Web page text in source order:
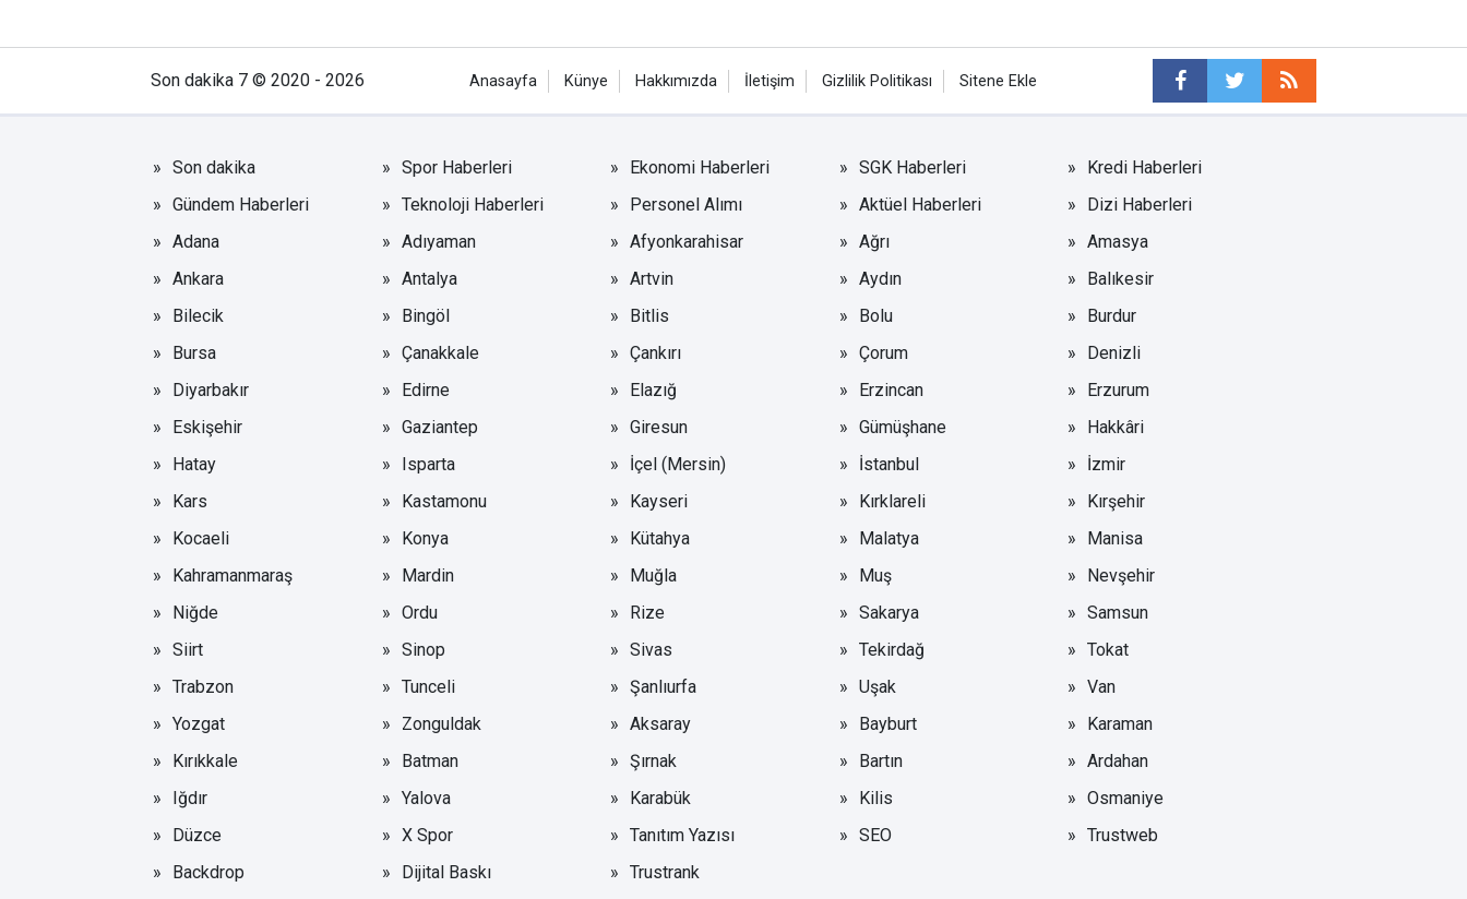
Son dakika 7 © 2020 - 2026 Anasayfa Künye Hakkımızda İletişim Gizlilik Politikası Sitene Ekle
Son dakika Spor Haberleri Ekonomi Haberleri SGK Haberleri
Kredi Haberleri
Gündem Haberleri
Teknoloji Haberleri Personel Alımı Aktüel Haberleri
Dizi Haberleri
Adana
Adıyaman Afyonkarahisar Ağrı
Amasya
Ankara
Antalya Artvin Aydın
Balıkesir
Bilecik
Bingöl Bitlis Bolu
Burdur
Bursa
Çanakkale Çankırı Çorum
Denizli
Diyarbakır
Edirne Elazığ Erzincan
Erzurum
Eskişehir
Gaziantep Giresun Gümüşhane
Hakkâri
Hatay
Isparta İçel (Mersin) İstanbul
İzmir
Kars
Kastamonu Kayseri Kırklareli
Kırşehir
Kocaeli
Konya Kütahya Malatya
Manisa
Kahramanmaraş
Mardin Muğla Muş
Nevşehir
Niğde
Ordu Rize Sakarya
Samsun
Siirt
Sinop Sivas Tekirdağ
Tokat
Trabzon
Tunceli Şanlıurfa Uşak
Van
Yozgat
Zonguldak Aksaray Bayburt
Karaman
Kırıkkale
Batman Şırnak Bartın
Ardahan
Iğdır
Yalova Karabük Kilis
Osmaniye
Düzce
X Spor Tanıtım Yazısı SEO
Trustweb
Backdrop
Dijital Baskı Trustrank